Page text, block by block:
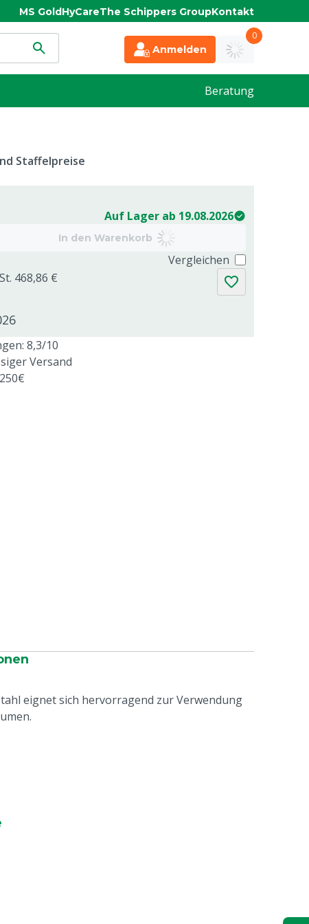
MS GoldHyCareThe Schippers GroupKontakt
Anmelden
0
Beratung
Auf Lager ab 19.08.2026
In den Warenkorb
468,86 €
Vergleichen
Staffelpreise
8,3/10
Versand
eignet sich hervorragend zur Verwendung